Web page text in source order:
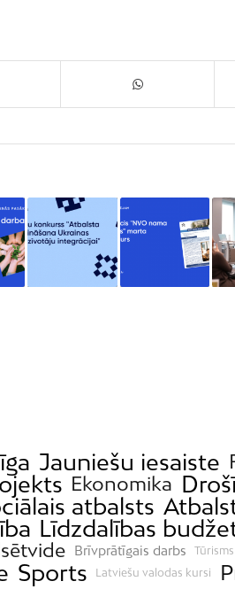
Jauniešu iesaiste
Ekonomika
atbalsts
Līdzdalības
Brīvprātīgais darbs Tūrisms
Sports Latviešu valodas kursi